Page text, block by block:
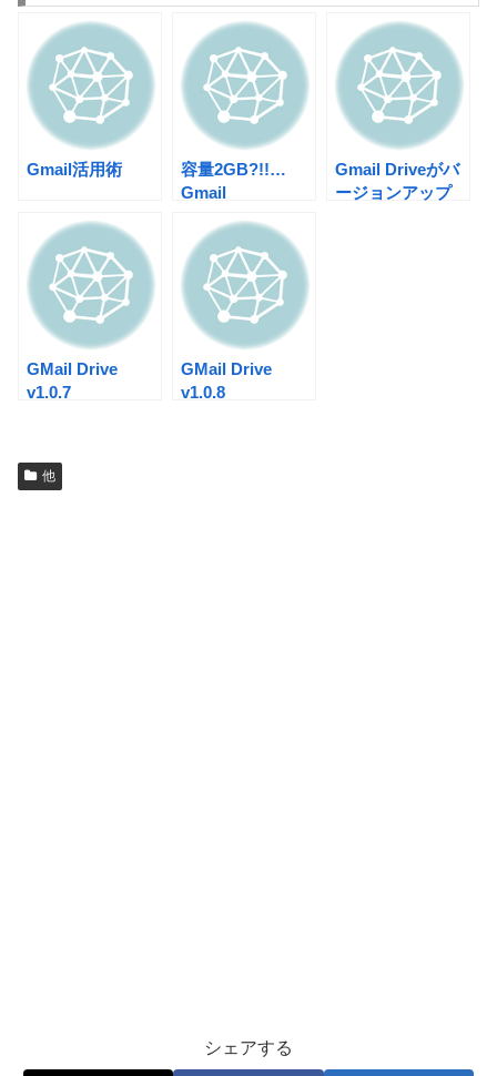
Gmail活用術
容量2GB?!!…
Gmail
Gmail Driveがバ
ージョンアップ
GMail Drive
v1.0.7
GMail Drive
v1.0.8
他
シェアする